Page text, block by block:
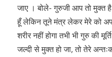
जाए । बोले- गुरुजी आप तो मुक्त
हूँ लेकिन तूने मंत्र लेकर मेरे को
शरीर नहीं होगा तभी भी गुरु की
जल्दी से मुक्त हो जा, तो तेरे